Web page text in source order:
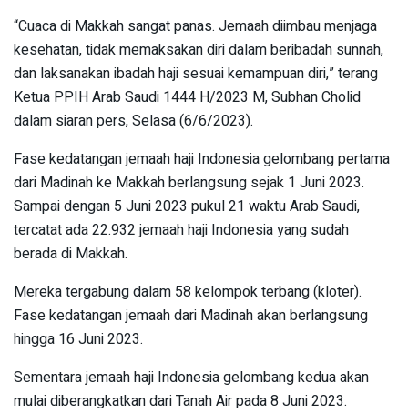
“Cuaca di Makkah sangat panas. Jemaah diimbau menjaga
kesehatan, tidak memaksakan diri dalam beribadah sunnah,
dan laksanakan ibadah haji sesuai kemampuan diri,” terang
Ketua PPIH Arab Saudi 1444 H/2023 M, Subhan Cholid
dalam siaran pers, Selasa (6/6/2023).
Fase kedatangan jemaah haji Indonesia gelombang pertama
dari Madinah ke Makkah berlangsung sejak 1 Juni 2023.
Sampai dengan 5 Juni 2023 pukul 21 waktu Arab Saudi,
tercatat ada 22.932 jemaah haji Indonesia yang sudah
berada di Makkah.
Mereka tergabung dalam 58 kelompok terbang (kloter).
Fase kedatangan jemaah dari Madinah akan berlangsung
hingga 16 Juni 2023.
Sementara jemaah haji Indonesia gelombang kedua akan
mulai diberangkatkan dari Tanah Air pada 8 Juni 2023.